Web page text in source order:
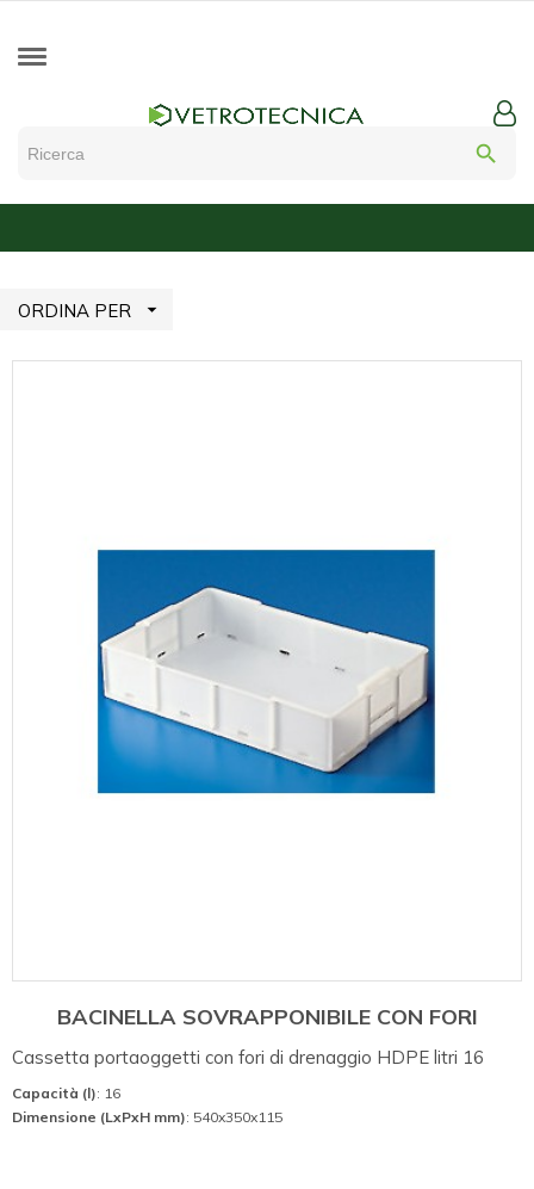
search
ORDINA PER 
BACINELLA SOVRAPPONIBILE CON FORI
Cassetta portaoggetti con fori di drenaggio HDPE litri 16
Capacità (l): 16
Dimensione (LxPxH mm): 540x350x115